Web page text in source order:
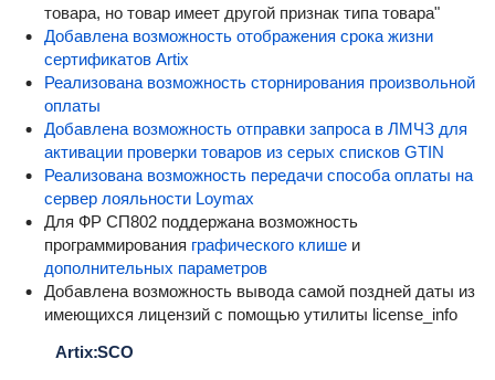
товара, но товар имеет другой признак типа товара"
Добавлена возможность отображения срока жизни
сертификатов Artix
Реализована возможность сторнирования произвольной
оплаты
Добавлена возможность отправки запроса в ЛМЧЗ для
активации проверки товаров из серых списков GTIN
Реализована возможность передачи способа оплаты на
сервер лояльности Loymax
Для ФР СП802 поддержана возможность
программирования графического клишеи
дополнительных параметров
Добавлена возможность вывода самой поздней даты из
имеющихся лицензий с помощью утилиты license_info
Artix:SCO